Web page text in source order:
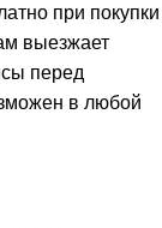
при покупки
выезжает
перед
в любой